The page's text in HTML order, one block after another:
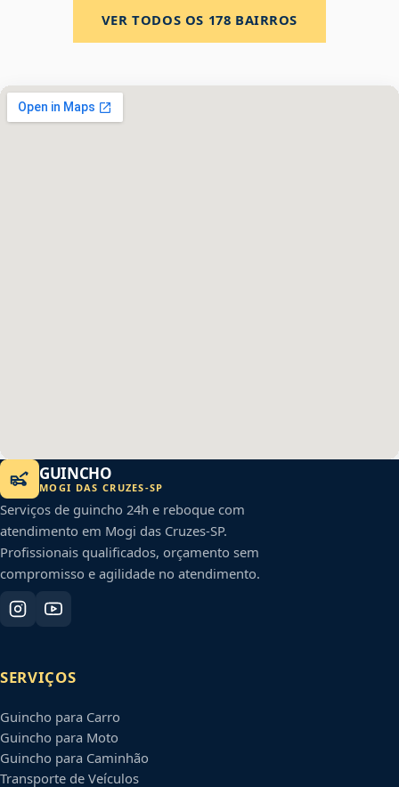
VER TODOS OS 178 BAIRROS
GUINCHO
MOGI DAS CRUZES-SP
Serviços de guincho 24h e reboque com
atendimento em Mogi das Cruzes-SP.
Profissionais qualificados, orçamento sem
compromisso e agilidade no atendimento.
SERVIÇOS
Guincho para Carro
Guincho para Moto
Guincho para Caminhão
Transporte de Veículos